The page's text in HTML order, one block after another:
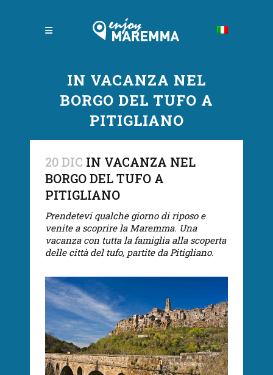
IN VACANZA NEL
BORGO DEL TUFO A
PITIGLIANO
20 DIC IN VACANZA NEL
BORGO DEL TUFO A
PITIGLIANO
Prendetevi qualche giorno di riposo e
venite a scoprire la Maremma. Una
vacanza con tutta la famiglia alla scoperta
delle città del tufo, partite da Pitigliano.